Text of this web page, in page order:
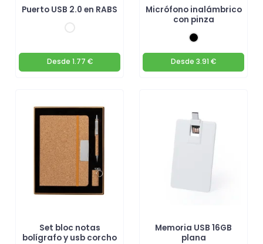
Puerto USB 2.0 en RABS
Desde 1.77 €
Micrófono inalámbrico
con pinza
Desde 3.91 €
Set bloc notas
bolígrafo y usb corcho
Memoria USB 16GB
plana